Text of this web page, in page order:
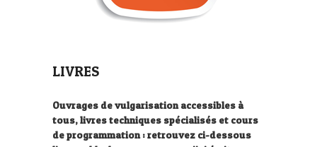
LIVRES
Ouvrages de vulgarisation accessibles à
tous, livres techniques spécialisés et cours
de programmation : retrouvez ci-dessous